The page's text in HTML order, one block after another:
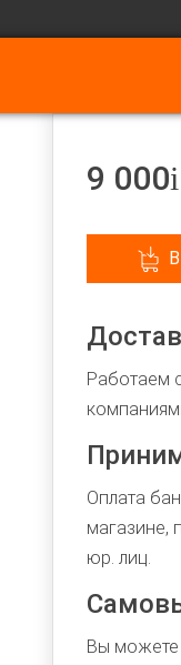
9 000
Работаем
Оплата
магазине,
юр. лиц.
Вы можете